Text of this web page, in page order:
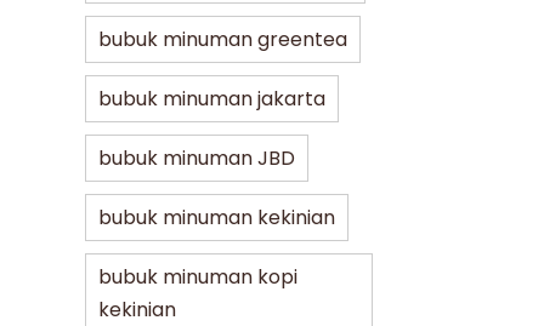
bubuk minuman greentea
bubuk minuman jakarta
bubuk minuman JBD
bubuk minuman kekinian
bubuk minuman kopi
kekinian